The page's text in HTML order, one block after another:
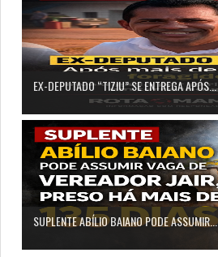
EX-DEPUTADO “TIZIU” SE ENTREGA APÓS...
SUPLENTE ABÍLIO BAIANO PODE ASSUMIR...